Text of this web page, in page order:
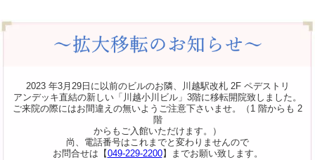
2023 年3月29日に以前のビルのお隣、川越駅改札 2F ペデストリ
アンデッキ直結の新しい「川越小川ビル」3階に移転開院致しました。
ご来院の際にはお間違えの無いようご注意下さいませ。（1 階からも 2
階
からもご入館いただけます。）
尚、電話番号はこれまでと変わりませんので
お問合せは【049-229-2200】までお願い致します。